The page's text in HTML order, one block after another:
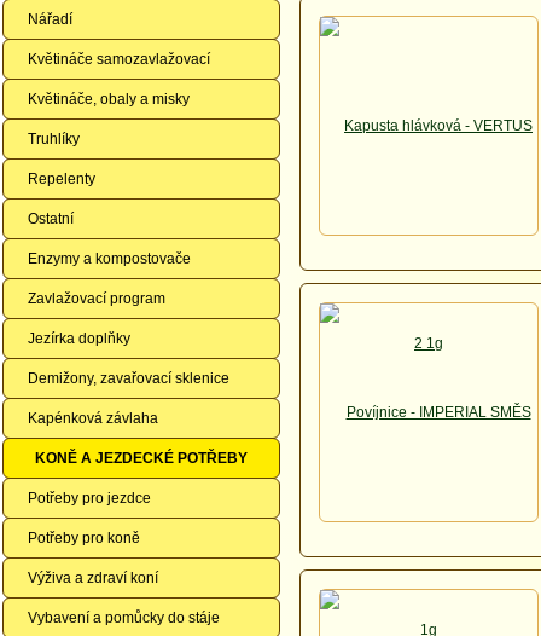
Nářadí
Květináče samozavlažovací
Květináče, obaly a misky
Truhlíky
Repelenty
Ostatní
Enzymy a kompostovače
Zavlažovací program
Jezírka doplňky
Demižony, zavařovací sklenice
Kapénková závlaha
KONĚ A JEZDECKÉ POTŘEBY
Potřeby pro jezdce
Potřeby pro koně
Výživa a zdraví koní
Vybavení a pomůcky do stáje